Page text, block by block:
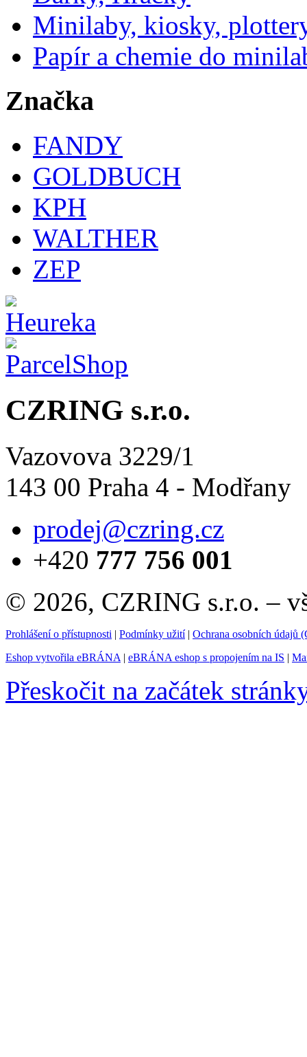
Minilaby, kiosky,
Papír a chemie do
Značka
FANDY
GOLDBUCH
KPH
WALTHER
ZEP
CZRING s.r.o.
Vazovova 3229/1
143 00 Praha 4 - Modřany
prodej@czring.cz
+420 777 756 001
© 2026, CZRING s.r.o. –
Prohlášení o přístupnosti | Podmínky užití| Ochrana osobních údajů
Eshop vytvořila eBRÁNA | eBRÁNA eshop s propojením na IS |
Přeskočit na začátek